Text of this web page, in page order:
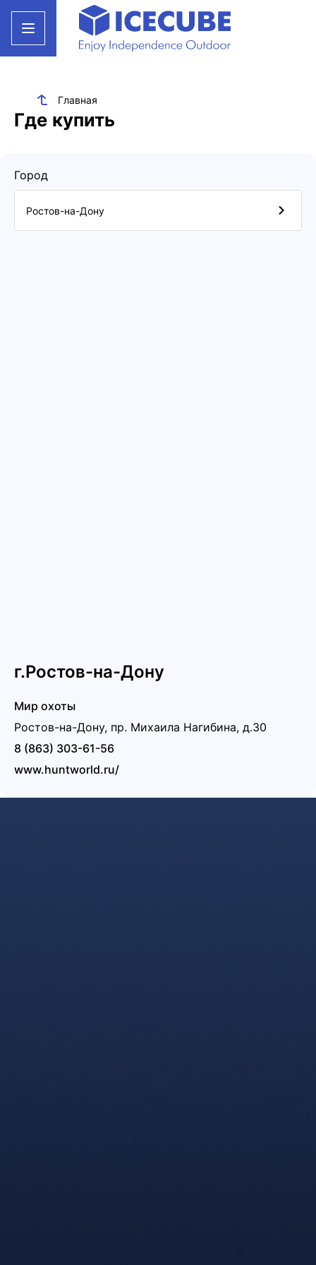
Главная
Где купить
Город
Ростов-на-Дону
г.Ростов-на-Дону
Мир охоты
Ростов-на-Дону, пр. Михаила Нагибина, д.30
8 (863) 303-61-56
www.huntworld.ru/